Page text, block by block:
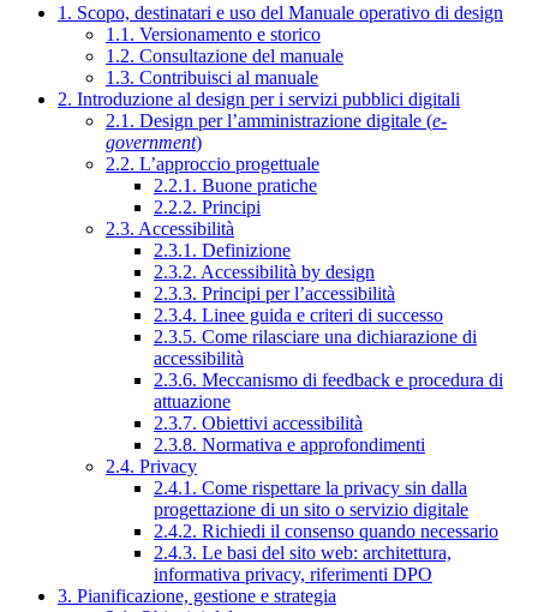
1. Scopo, destinatari e uso del Manuale operativo di design
1.1. Versionamento e storico
1.2. Consultazione del manuale
1.3. Contribuisci al manuale
2. Introduzione al design per i servizi pubblici digitali
2.1. Design per l’amministrazione digitale (e-
government)
2.2. L’approccio progettuale
2.2.1. Buone pratiche
2.2.2. Principi
2.3. Accessibilità
2.3.1. Definizione
2.3.2. Accessibilità by design
2.3.3. Principi per l’accessibilità
2.3.4. Linee guida e criteri di successo
2.3.5. Come rilasciare una dichiarazione di
accessibilità
2.3.6. Meccanismo di feedback e procedura di
attuazione
2.3.7. Obiettivi accessibilità
2.3.8. Normativa e approfondimenti
2.4. Privacy
2.4.1. Come rispettare la privacy sin dalla
progettazione di un sito o servizio digitale
2.4.2. Richiedi il consenso quando necessario
2.4.3. Le basi del sito web: architettura,
informativa privacy, riferimenti DPO
3. Pianificazione, gestione e strategia